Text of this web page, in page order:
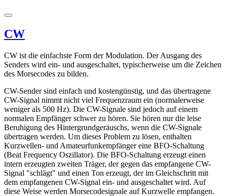
CW
CW ist die einfachste Form der Modulation. Der Ausgang des
Senders wird ein- und ausgeschaltet, typischerweise um die Zeichen
des Morsecodes zu bilden.
CW-Sender sind einfach und kostengünstig, und das übertragene
CW-Signal nimmt nicht viel Frequenzraum ein (normalerweise
weniger als 500 Hz). Die CW-Signale sind jedoch auf einem
normalen Empfänger schwer zu hören. Sie hören nur die leise
Beruhigung des Hintergrundgeräuschs, wenn die CW-Signale
übertragen werden. Um dieses Problem zu lösen, enthalten
Kurzwellen- und Amateurfunkempfänger eine BFO-Schaltung
(Beat Frequency Oszillator). Die BFO-Schaltung erzeugt einen
intern erzeugten zweiten Träger, der gegen das empfangene CW-
Signal "schlägt" und einen Ton erzeugt, der im Gleichschritt mit
dem empfangenen CW-Signal ein- und ausgeschaltet wird. Auf
diese Weise werden Morsecodesignale auf Kurzwelle empfangen.